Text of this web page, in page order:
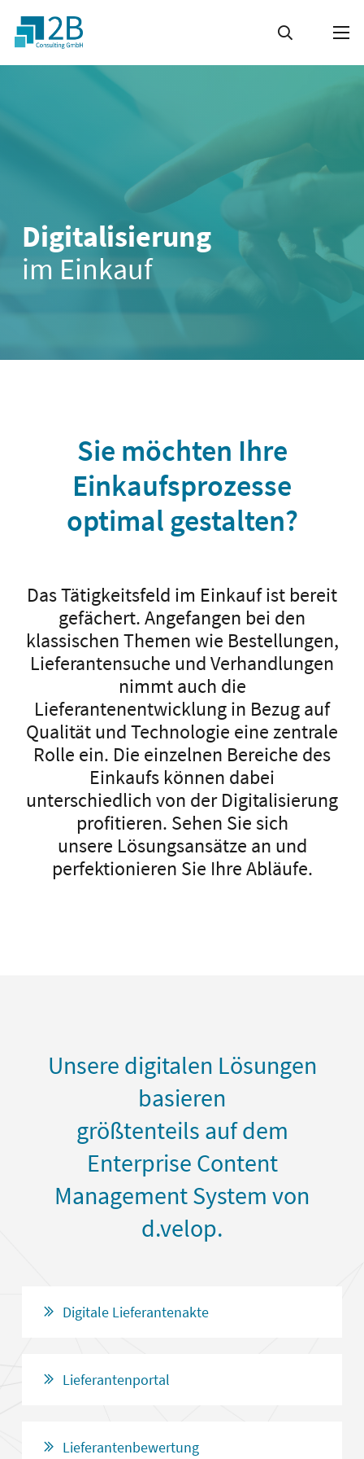
Digitalisierung
im Einkauf
Sie möchten Ihre
Einkaufsprozesse
optimal gestalten?
Das Tätigkeitsfeld im Einkauf ist bereit
gefächert. Angefangen bei den
klassischen Themen wie Bestellungen,
Lieferantensuche und Verhandlungen
nimmt auch die
Lieferantenentwicklung in Bezug auf
Qualität und Technologie eine zentrale
Rolle ein. Die einzelnen Bereiche des
Einkaufs können dabei
unterschiedlich von der Digitalisierung
profitieren. Sehen Sie sich
unsere Lösungsansätze an und
perfektionieren Sie Ihre Abläufe.
Unsere digitalen Lösungen
basieren
größtenteils auf dem
Enterprise Content
Management System von
d.velop.
Digitale Lieferantenakte
Lieferantenportal
Lieferantenbewertung